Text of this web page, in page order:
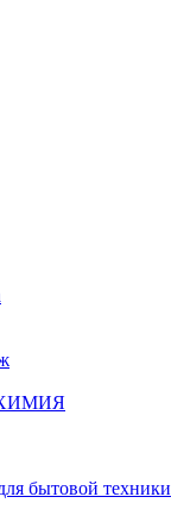
бытовой техники